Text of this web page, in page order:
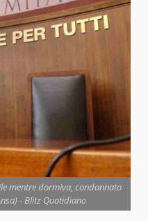
mentre dormiva, condannato
- Blitz Quotidiano